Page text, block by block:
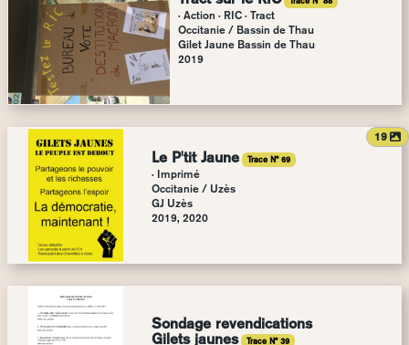
· Action · RIC · Tract
Occitanie / Bassin de Thau
Gilet Jaune Bassin de Thau
2019
19
Le P'tit Jaune Trace N° 69
· Imprimé
Occitanie / Uzès
GJ Uzès
2019, 2020
Sondage revendications
Gilets jaunes
Trace N° 39